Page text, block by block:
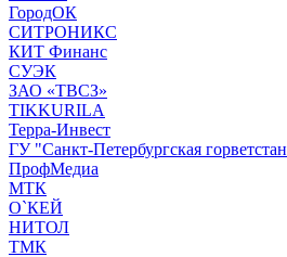
ГородОК
СИТРОНИКС
КИТ Финанс
СУЭК
ЗАО «ТВСЗ»
TIKKURILA
Терра-Инвест
ГУ "Санкт-Петербургская
ПрофМедиа
МТК
О`КЕЙ
НИТОЛ
ТМК